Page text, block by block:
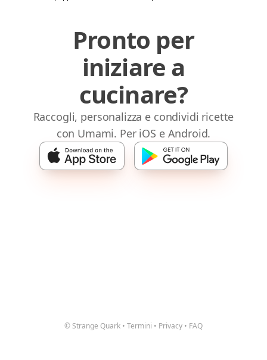
Pronto per
iniziare a
cucinare?
Raccogli, personalizza e condividi ricette
con Umami. Per iOS e Android.
© Strange Quark • Termini • Privacy • FAQ